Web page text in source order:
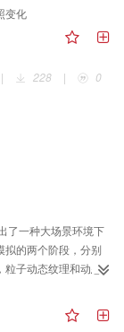
整待拼接图像的整
理中采用线性加权函
含图像梯度的能量函
算法对光照变化图
变化
| 228 | 0
了一种大场景环境下
拟的两个阶段，分别
粒子动态纹理和动态
引入噪声技术，解
表明，降雪积雪模拟
模拟系统中。